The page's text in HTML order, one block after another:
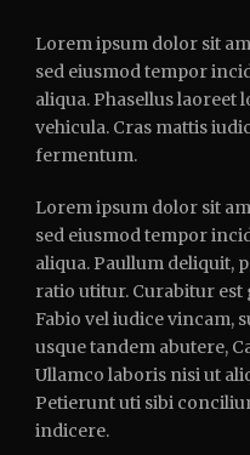
Lorem ipsum dolor sit
sed eiusmod tempor
aliqua. Phasellus laoreet
vehicula. Cras mattis
fermentum.
Lorem ipsum dolor sit
sed eiusmod tempor
aliqua. Paullum deliquit,
ratio utitur. Curabitur est
Fabio vel iudice vincam,
usque tandem abutere,
Ullamco laboris nisi ut
Petierunt uti sibi
indicere.